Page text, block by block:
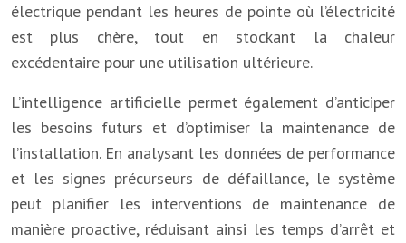
électrique pendant les heures de pointe où l’électricité
est plus chère, tout en stockant la chaleur
excédentaire pour une utilisation ultérieure.
L’intelligence artificielle permet également d’anticiper
les besoins futurs et d’optimiser la maintenance de
l’installation. En analysant les données de performance
et les signes précurseurs de défaillance, le système
peut planifier les interventions de maintenance de
manière proactive, réduisant ainsi les temps d’arrêt et